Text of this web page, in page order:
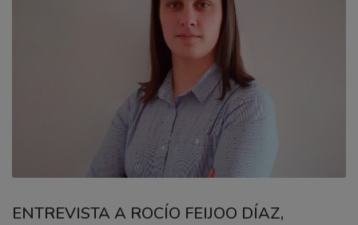
ENTREVISTA A ROCÍO FEIJOO DÍAZ,